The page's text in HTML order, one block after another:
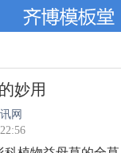
妙用
网